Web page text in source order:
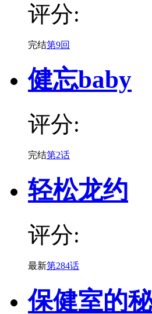
评分:
完结第9回
健忘baby
评分:
完结第2话
轻松龙约
评分:
最新第284话
保健室的